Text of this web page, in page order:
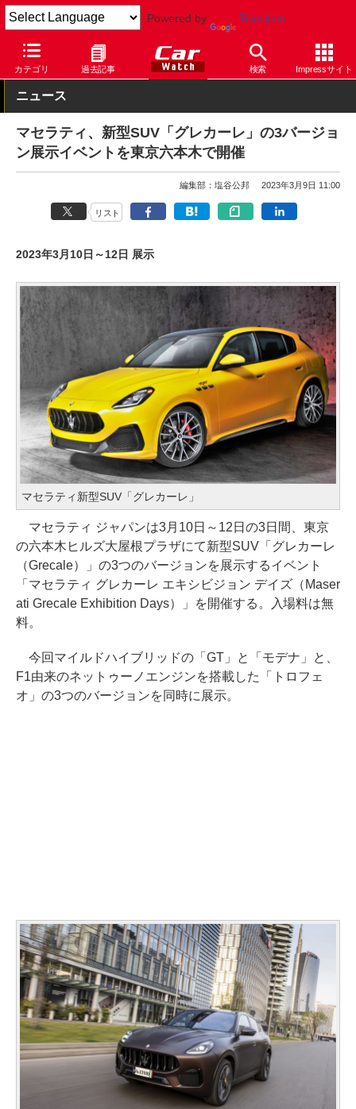
Powered by Translate
カテゴリ 過去記事 検索 Impressサイト
Car Watch 自動車 マセラティ
ニュース
マセラティ、新型SUV「グレカーレ」の3バージョ
ン展示イベントを東京六本木で開催
編集部：塩谷公邦 2023年3月9日 11:00
リスト
2023年3月10日～12日 展示
マセラティ新型SUV「グレカーレ」
マセラティ ジャパンは3月10日～12日の3日間、東京
の六本木ヒルズ大屋根プラザにて新型SUV「グレカーレ
（Grecale）」の3つのバージョンを展示するイベント
「マセラティ グレカーレ エキシビジョン デイズ（Maser
ati Grecale Exhibition Days）」を開催する。入場料は無
料。
今回マイルドハイブリッドの「GT」と「モデナ」と、
F1由来のネットゥーノエンジンを搭載した「トロフェ
オ」の3つのバージョンを同時に展示。